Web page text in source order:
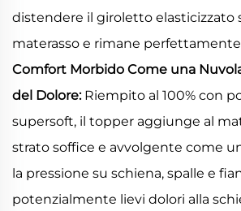
distendere il giroletto elasticizzato
materasso e rimane
Comfort Morbido Come una
del Dolore: Riempito al 100% con
supersoft, il topper aggiunge al
strato soffice e avvolgente come
la pressione su schiena, spalle e
potenzialmente lievi dolori alla